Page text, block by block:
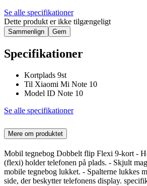
Se alle specifikationer
Dette produkt er ikke tilgængeligt
Sammenlign Gem
Specifikationer
Kortplads 9st
Til Xiaomi Mi Note 10
Model ID Note 10
Se alle specifikationer
Mere om produktet
Mobil tegnebog Dobbelt flip Flexi 9-kort -
(flexi) holder telefonen på plads. - Skjult
mobile tegnebog lukket. - Spalterne lukkes
side, der beskytter telefonens display.